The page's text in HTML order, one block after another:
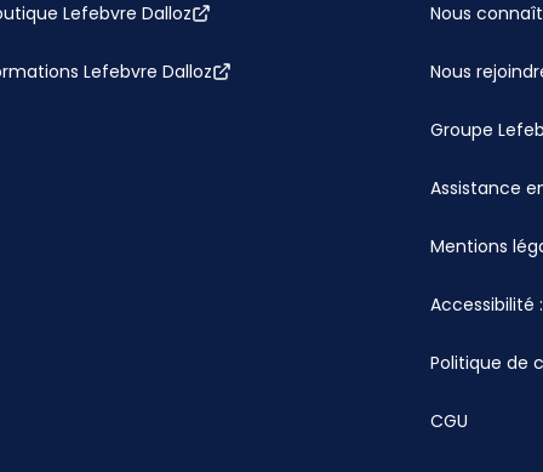
Lefebvre Dalloz
Lefebvre Dalloz
Nous
Nous
Groupe
Assistance
Mentions
Politique de
CGU